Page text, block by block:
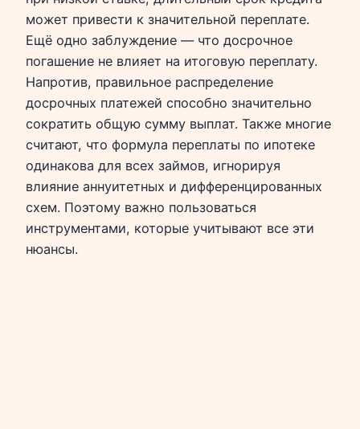
может привести к значительной переплате.
Ещё одно заблуждение — что досрочное
погашение не влияет на итоговую переплату.
Напротив, правильное распределение
досрочных платежей способно значительно
сократить общую сумму выплат. Также многие
считают, что формула переплаты по ипотеке
одинакова для всех займов, игнорируя
влияние аннуитетных и дифференцированных
схем. Поэтому важно пользоваться
инструментами, которые учитывают все эти
нюансы.